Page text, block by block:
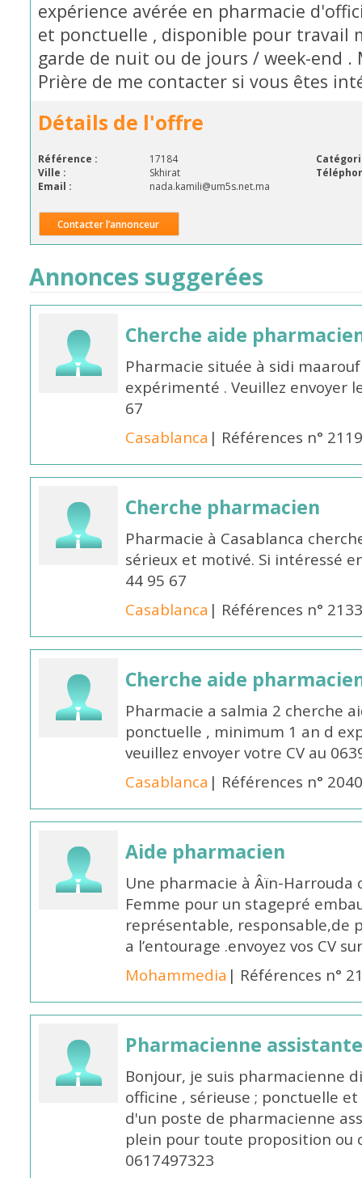
expérience avérée en pharmacie
et ponctuelle , disponible pour travail
garde de nuit ou de jours / week-end
Prière de me contacter si vous êtes
Détails de l'offre
Référence : 17184
Ville :
Skhirat
Email :
nada.kamili@um5s.net.ma
Contacter l’annonceur
Annonces suggerées
Cherche aide
Pharmacie située à sidi
expérimenté . Veuillez envoyer
67
Casablanca | Références n°
Cherche pharmacien
Pharmacie à Casablanca
sérieux et motivé. Si intéressé
44 95 67
Casablanca | Références n°
Cherche aide
Pharmacie a salmia 2 cherche
ponctuelle , minimum 1 an d
veuillez envoyer votre CV au
Casablanca | Références n°
Aide pharmacien
Une pharmacie à Âïn-Harrouda
Femme pour un stagepré
représentable,
a l’entourage .envoyez vos CV
Mohammedia | Références n°
Pharmacienne
Bonjour, je suis pharmacienne
officine , sérieuse ; ponctuelle
d'un poste de pharmacienne
plein pour toute proposition ou
0617497323